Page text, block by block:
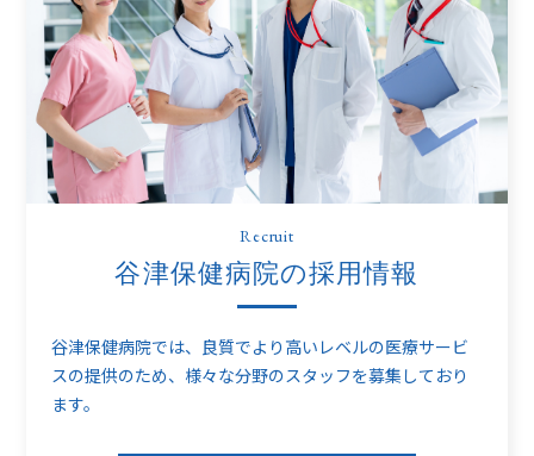
Recruit
谷津保健病院の採用情報
谷津保健病院では、良質でより高いレベルの医療サービ
スの提供のため、 様々な分野のスタッフを募集しており
ます。